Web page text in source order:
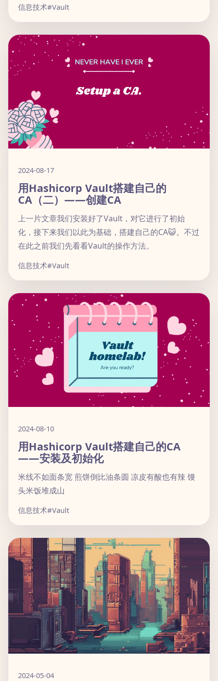
信息技术#Vault
2024-08-17
用Hashicorp Vault搭建自己的
CA（二）——创建CA
上一片文章我们安装好了Vault，对它进行了初始
化，接下来我们以此为基础，搭建自己的CA😺。不过
在此之前我们先看看Vault的操作方法。
信息技术#Vault
2024-08-10
用Hashicorp Vault搭建自己的CA
——安装及初始化
米线不如面条宽 煎饼倒比油条圆 凉皮有酸也有辣 馒
头米饭堆成山
信息技术#Vault
2024-05-04